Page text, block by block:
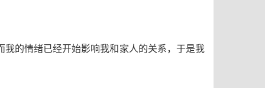
我的情绪已经开始影响我和家人的关系，于是我